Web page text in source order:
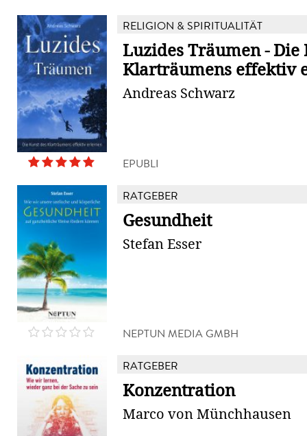
RELIGION & SPIRITUALITÄT
Luzides Träumen - Die
Klarträumens effektiv
Andreas Schwarz
EPUBLI
RATGEBER
Gesundheit
Stefan Esser
NEPTUN MEDIA GMBH
RATGEBER
Konzentration
Marco von Münchhausen